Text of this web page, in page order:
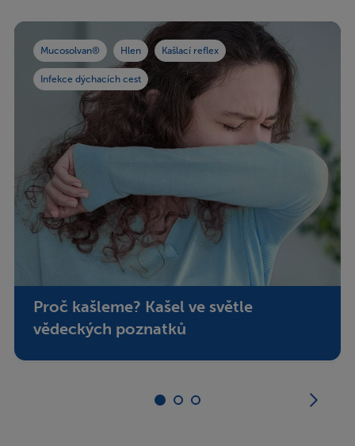
denně
2,5 ml 2krát
denně
Děti do 2 let:
1 ml 2krát denně
Inhalace:
Dospělí a děti
nad 6 let:
1–2 inhalace 2–
3ml inhalačního
ml inhalačního
roztoku denně
Mucosolvan® Hlen Kašlací reflex
Infekce dýchacích cest
Proč kašleme? Kašel ve světle
vědeckých poznatků